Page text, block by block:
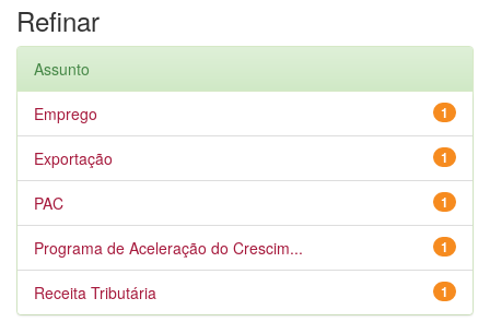
Refinar
Assunto
1
Emprego
1
Exportação
1
PAC
1
Programa de Aceleração do Crescim...
1
Receita Tributária